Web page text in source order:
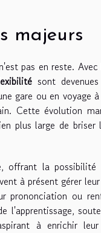
majeurs
pas en reste. Avec
sont
gare ou en voyage
Cette évolution
plus large de briser
offrant la possibilité
à présent gérer
prononciation ou
l'apprentissage,
à enrichir